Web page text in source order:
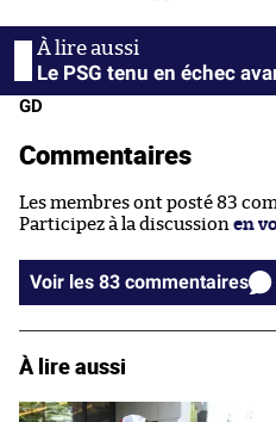
Le PSG tenu en échec
GD
Commentaires
Les membres ont posté 83
Participez à la discussion en
Voir les 83 commentaires
À lire aussi